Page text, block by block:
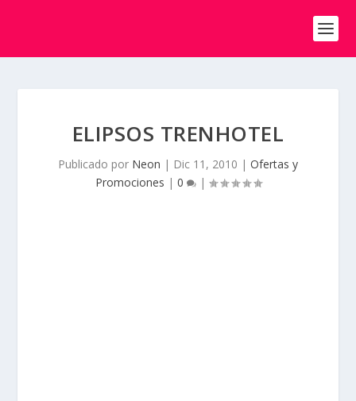
ELIPSOS TRENHOTEL
Publicado por Neon | Dic 11, 2010 | Ofertas y
Promociones | 0 |